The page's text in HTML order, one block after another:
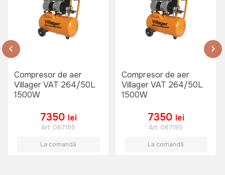
piese) + Capsator Wokin 50/9040
Art:
Compresor de aer 50L 1500W
TechnoWorker+Kit Accesorii aer
(5 piese)
Art:
Compresor de aer
Villager VAT 264/50L
1500W
7350 lei
Art: 067195
La comandă
Compresor de aer
Villager VAT 264/50L
1500W
7350 lei
Art: 067195
La comandă